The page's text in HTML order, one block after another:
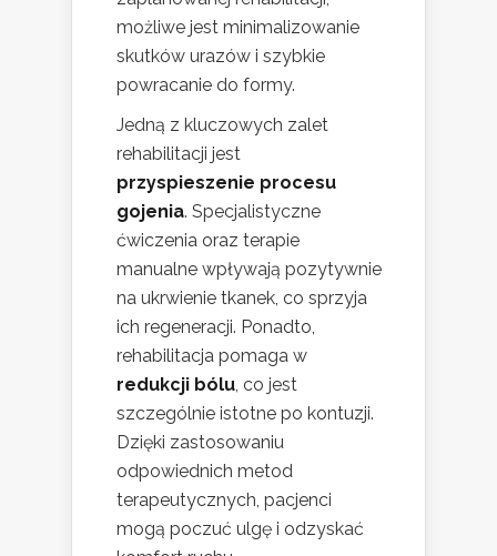
możliwe jest minimalizowanie
skutków urazów i szybkie
powracanie do formy.
Jedną z kluczowych zalet
rehabilitacji jest
przyspieszenie procesu
gojenia. Specjalistyczne
ćwiczenia oraz terapie
manualne wpływają pozytywnie
na ukrwienie tkanek, co sprzyja
ich regeneracji. Ponadto,
rehabilitacja pomaga w
redukcji bólu, co jest
szczególnie istotne po kontuzji.
Dzięki zastosowaniu
odpowiednich metod
terapeutycznych, pacjenci
mogą poczuć ulgę i odzyskać